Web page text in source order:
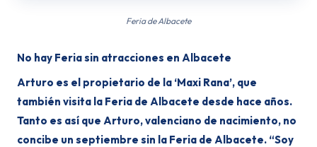
Feria de Albacete
No hay Feria sin atracciones en Albacete
Arturo es el propietario de la ‘Maxi Rana’, que
también visita la Feria de Albacete desde hace años.
Tanto es así que Arturo, valenciano de nacimiento, no
concibe un septiembre sin la Feria de Albacete. “Soy